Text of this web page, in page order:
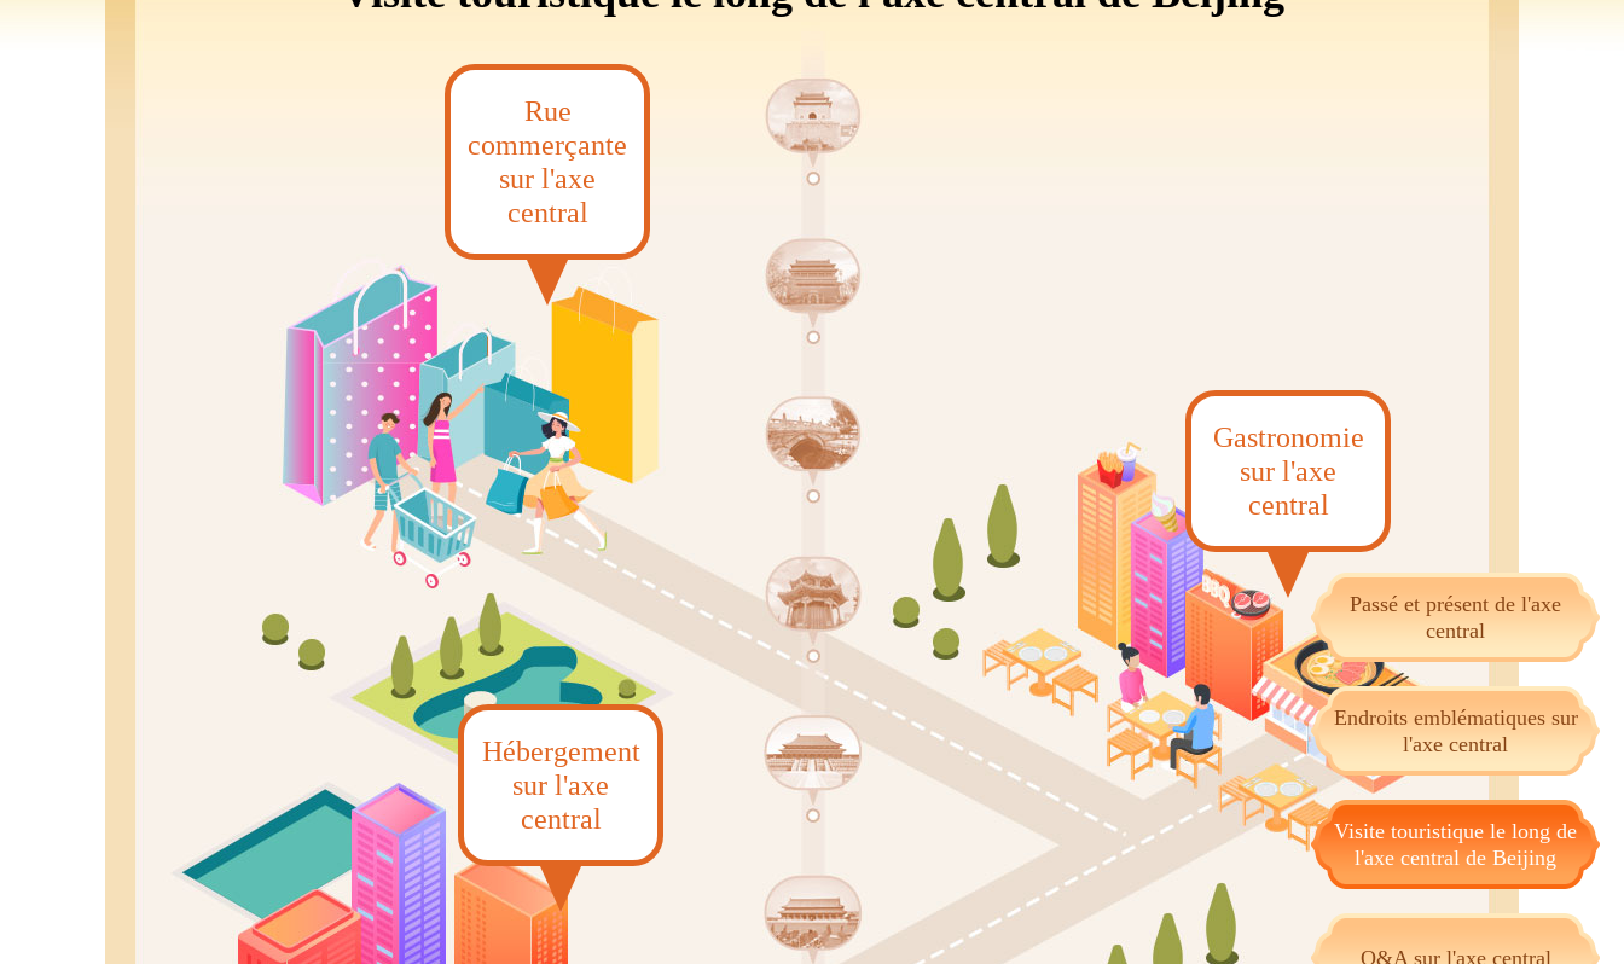
Passé et présent de l'axe
central
Endroits emblématiques sur
l'axe central
Visite touristique le long de
l'axe central de Beijing
Q&A sur l'axe central
Hébergement
sur l'axe
central
Gastronomie
sur l'axe
central
Rue
commerçante
sur l'axe
central